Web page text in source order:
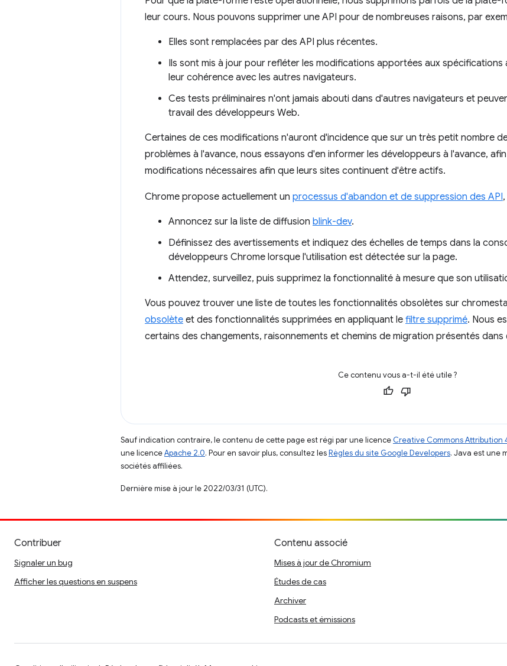
leur cours. Nous pouvons supprimer une API pour de nombreuses raisons, par
Elles sont remplacées par des API plus récentes.
Ils sont mis à jour pour refléter les modifications apportées aux spécifications
leur cohérence avec les autres navigateurs.
Ces tests préliminaires n'ont jamais abouti dans d'autres navigateurs et
travail des développeurs Web.
Certaines de ces modifications n'auront d'incidence que sur un très petit nombre
problèmes à l'avance, nous essayons d'en informer les développeurs à l'avance,
modifications nécessaires afin que leurs sites continuent d'être actifs.
Chrome propose actuellement un processus d'abandon et de suppression des API
Annoncez sur la liste de diffusion blink-dev.
Définissez des avertissements et indiquez des échelles de temps dans la
développeurs Chrome lorsque l'utilisation est détectée sur la page.
Attendez, surveillez, puis supprimez la fonctionnalité à mesure que son
Vous pouvez trouver une liste de toutes les fonctionnalités obsolètes sur
obsolète et des fonctionnalités supprimées en appliquant le filtre supprimé. Nous
certains des changements, raisonnements et chemins de migration présentés dans
Ce contenu vous a-t-il été utile ?
Sauf indication contraire, le contenu de cette page est régi par une licence Creative Commons Attribution
une licenceApache 2.0. Pour en savoir plus, consultez lesRègles du site Google Developers. Java est une
sociétés affiliées.
Dernière mise à jour le 2022/03/31 (UTC).
Contribuer
Signaler un bug
Afficher les questions en suspens
Contenu associé
Mises à jour de Chromium
Études de cas
Archiver
Podcasts et émissions